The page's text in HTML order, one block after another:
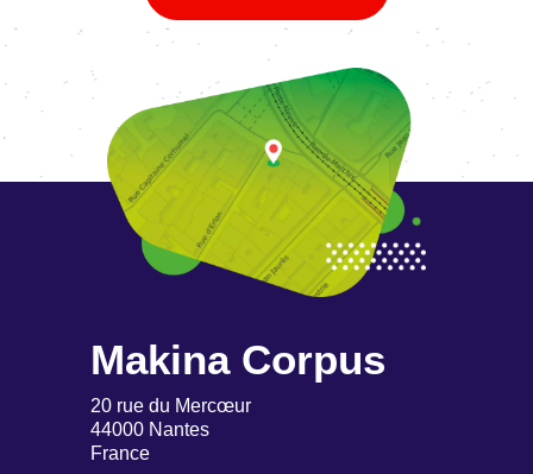
Makina Corpus
20 rue du Mercœur
44000 Nantes
France